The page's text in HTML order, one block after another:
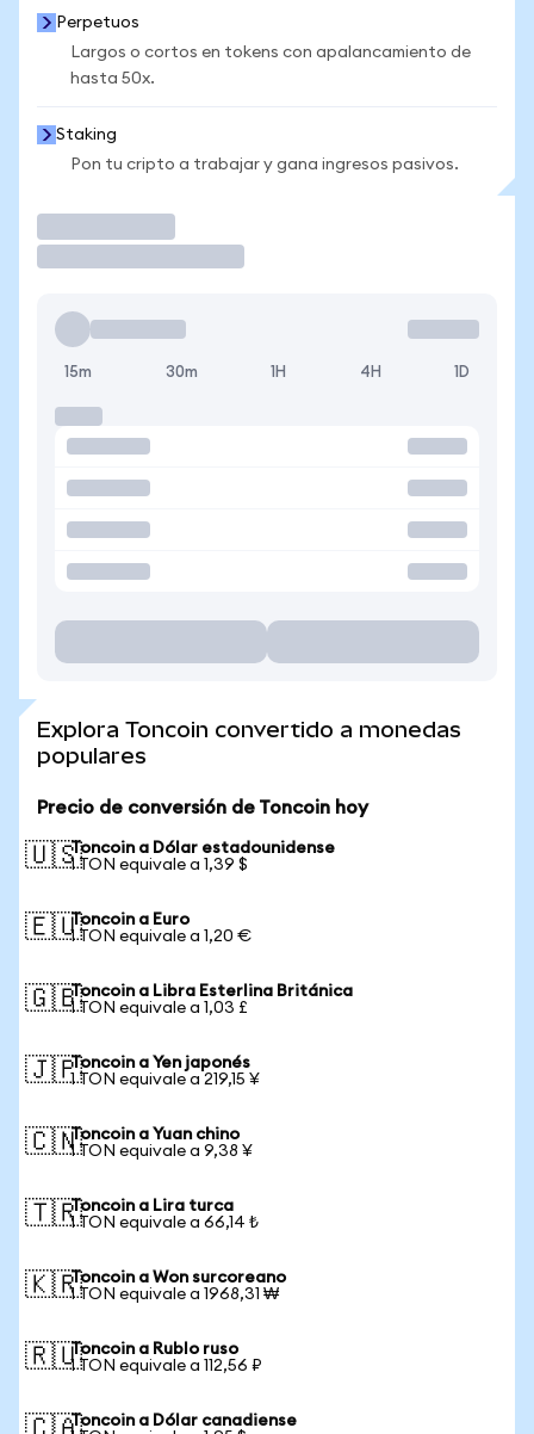
Perpetuos
Largos o cortos en tokens con apalancamiento de
hasta 50x.
Staking
Pon tu cripto a trabajar y gana ingresos pasivos.
15m 30m 1H 4H 1D
Explora Toncoin convertido a monedas
populares
Precio de conversión de Toncoin hoy
🇺🇸Toncoin a Dólar estadounidense
1 TON equivale a 1,39 $
🇪🇺Toncoin a Euro
1 TON equivale a 1,20 €
🇬🇧Toncoin a Libra Esterlina Británica
1 TON equivale a 1,03 £
🇯🇵Toncoin a Yen japonés
1 TON equivale a 219,15 ¥
🇨🇳Toncoin a Yuan chino
1 TON equivale a 9,38 ¥
🇹🇷Toncoin a Lira turca
1 TON equivale a 66,14 ₺
🇰🇷Toncoin a Won surcoreano
1 TON equivale a 1968,31 ₩
🇷🇺Toncoin a Rublo ruso
1 TON equivale a 112,56 ₽
Toncoin a Dólar canadiense